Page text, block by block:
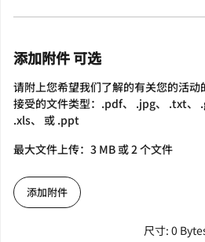
添加附件 可选
请附上您希望我们了解的有关您的活动
接受的文件类型：.pdf、 .jpg、 .txt、
.xls、 或 .ppt
最大文件上传：3 MB 或 2 个文件
添加附件
尺寸: 0